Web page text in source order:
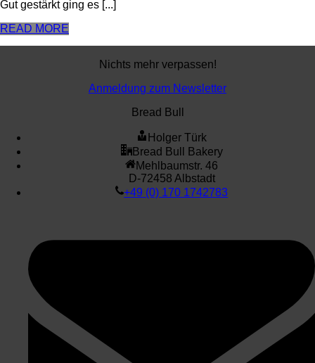
Gut gestärkt ging es [...]
READ MORE
Nichts mehr verpassen!
Anmeldung zum Newsletter
Bread Bull
Holger Türk
Bread Bull Bakery
Mehlbaumstr. 46
D-72458 Albstadt
+49 (0) 170 1742783